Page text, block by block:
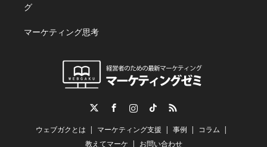
グ
マーケティング思考
InstagramTikTok RSS
ウェブガクとは マーケティング支援 事例
コラム
教えてマーケ
お問い合わせ